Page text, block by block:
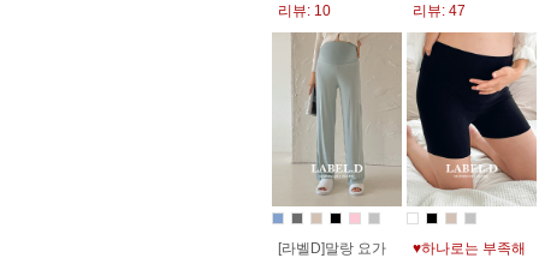
리뷰: 10 리뷰: 47
[라벨D]말랑 요가
♥하나로는 부족해